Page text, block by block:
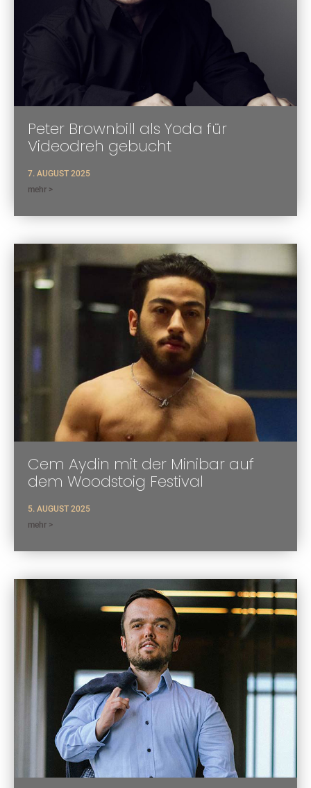
Peter Brownbill als Yoda für
Videodreh gebucht
7. AUGUST 2025
mehr >
Cem Aydin mit der Minibar auf
dem Woodstoig Festival
5. AUGUST 2025
mehr >